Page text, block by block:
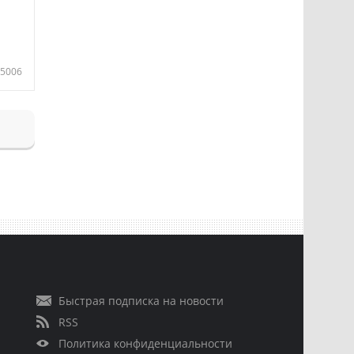
5006
Быстрая подписка на новости
RSS
Политика конфиденциальности